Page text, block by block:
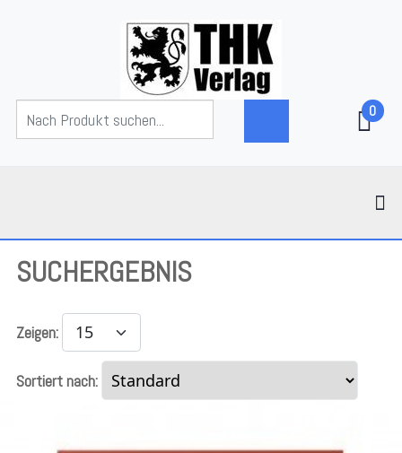
0
SUCHERGEBNIS
Zeigen:
Sortiert nach: